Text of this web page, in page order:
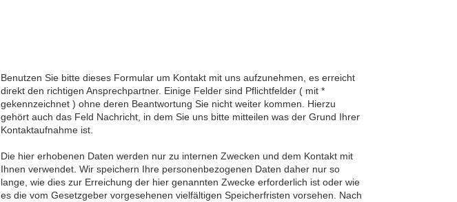
Benutzen Sie bitte dieses Formular um Kontakt mit uns aufzunehmen, es erreicht
direkt den richtigen Ansprechpartner. Einige Felder sind Pflichtfelder ( mit *
gekennzeichnet ) ohne deren Beantwortung Sie nicht weiter kommen. Hierzu
gehört auch das Feld Nachricht, in dem Sie uns bitte mitteilen was der Grund Ihrer
Kontaktaufnahme ist.
Die hier erhobenen Daten werden nur zu internen Zwecken und dem Kontakt mit
Ihnen verwendet. Wir speichern Ihre personenbezogenen Daten daher nur so
lange, wie dies zur Erreichung der hier genannten Zwecke erforderlich ist oder wie
es die vom Gesetzgeber vorgesehenen vielfältigen Speicherfristen vorsehen. Nach